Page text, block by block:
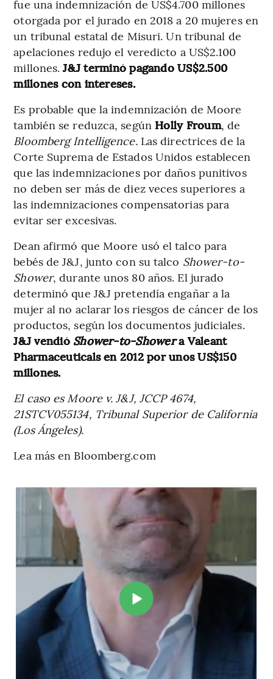
fue una indemnización de US$4.700 millones
otorgada por el jurado en 2018 a 20 mujeres en
un tribunal estatal de Misuri. Un tribunal de
apelaciones redujo el veredicto a US$2.100
millones.J&J terminó pagando US$2.500
millones con intereses.
Es probable que la indemnización de Moore
también se reduzca, según Holly Froum, de
Bloomberg Intelligence.Las directrices de la
Corte Suprema de Estados Unidos establecen
que las indemnizaciones por daños punitivos
no deben ser más de diez veces superiores a
las indemnizaciones compensatorias para
evitar ser excesivas.
Dean afirmó que Moore usó el talco para
bebés de J&J, junto con su talco Shower-to-
Shower, durante unos 80 años. El jurado
determinó que J&J pretendía engañar a la
mujer al no aclarar los riesgos de cáncer de los
productos, según los documentos judiciales.
J&J vendió Shower-to-Showera Valeant
Pharmaceuticals en 2012 por unos US$150
millones.
El caso es Moore v. J&J, JCCP 4674,
21STCV055134, Tribunal Superior de California
(Los Ángeles).
Lea más en Bloomberg.com